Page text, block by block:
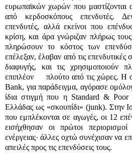
ευρωπαϊκών χωρών που μαστίζονται
από κερδοσκόπους επενδυτές.
επενδυτές, αλλά εκείνοι που
κρίση, και άρα γνώριζαν πλήρως
πληρώσουν το κόστος των
επέλεξαν, έλαβαν από τις επενδυτικές
διαφυγής, και τις χρησιμοποιούν
επιπλέον
πλούτο από τις χώρες. Η
Bank, για παράδειγμα, αγόρασε
ίδια στιγμή που η Standard & Poor
Ελλάδας ως «σκουπίδι» (junk). Στην
που εμπλέκονται σε αγωγές, οι 12
εισήχθησαν οι πρώτοι περιορισμοί
ενέργειας· άλλες οχτώ συνέχισαν να
απειλές προς τις επενδύσεις τους.